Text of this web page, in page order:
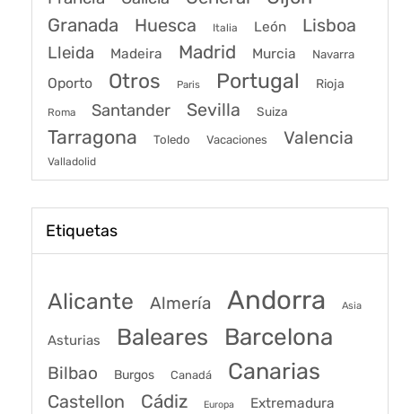
Granada Huesca Italia León Lisboa
Lleida Madeira Madrid Murcia Navarra
Oporto Otros Paris Portugal Rioja
Roma Santander Sevilla Suiza
Tarragona Toledo Vacaciones Valencia
Valladolid
Etiquetas
Alicante Almería Andorra Asia
Asturias Baleares Barcelona
Bilbao Burgos Canadá Canarias
Castellon Cádiz Europa Extremadura